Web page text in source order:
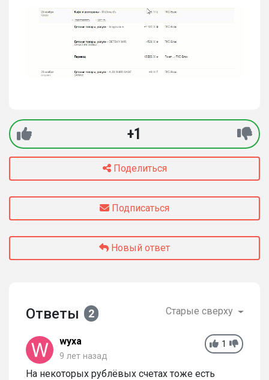
+1
Поделиться
Подписаться
Новый ответ
Ответы 2 Старые сверху
1
wyxa
9 лет назад
На некоторых рублёвых счетах тоже есть